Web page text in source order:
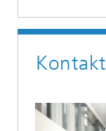
Kontakt